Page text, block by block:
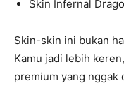
Skin Infernal
Skin-skin ini bukan
Kamu jadi lebih
premium yang nggak